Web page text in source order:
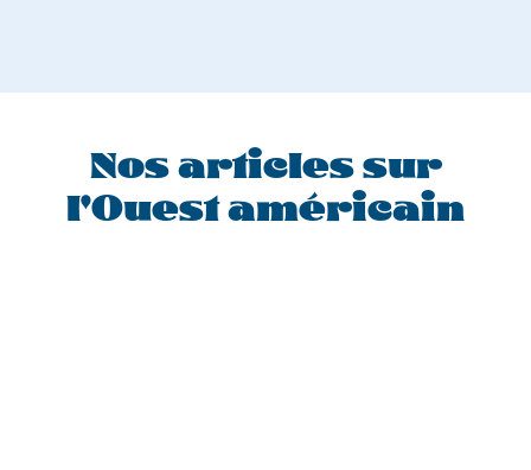
Nos articles sur
l'Ouest américain